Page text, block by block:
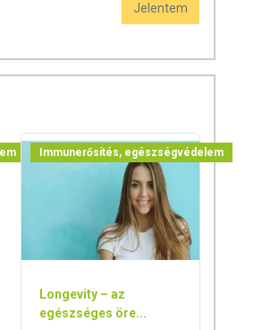
Jelentem
Immunerősítés, egészségvédelem
Longevity – az
egészséges öre...